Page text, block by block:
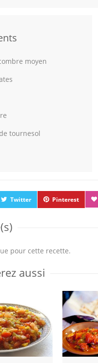
moyen
tournesol
Twitter Pinterest
pour cette recette.
aussi